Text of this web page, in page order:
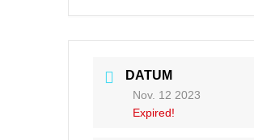
DATUM
Nov. 12 2023
Expired!